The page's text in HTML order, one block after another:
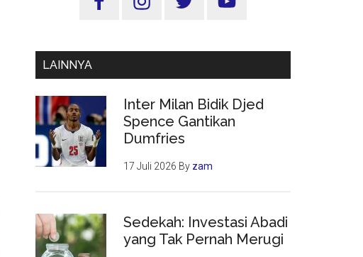
Utama
LAINNYA
Inter Milan Bidik Djed
Spence Gantikan
Dumfries
17 Juli 2026 By zam
Sedekah: Investasi Abadi
yang Tak Pernah Merugi